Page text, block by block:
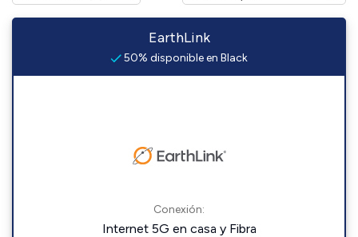
EarthLink
50% disponible en Black
Conexión:
Internet 5G en casa y Fibra